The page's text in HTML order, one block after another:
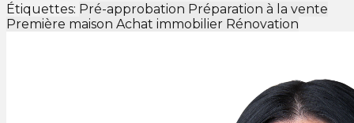
Étiquettes: Pré-approbation Préparation à la vente
Première maison Achat immobilier Rénovation